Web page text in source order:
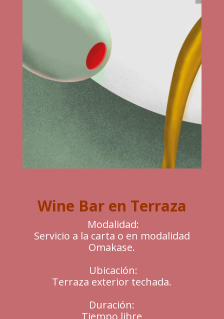
Wine Bar en Terraza
Modalidad:
Servicio a la carta o en modalidad
Omakase.
Ubicación:
Terraza exterior techada.
Duración:
Tiempo libre